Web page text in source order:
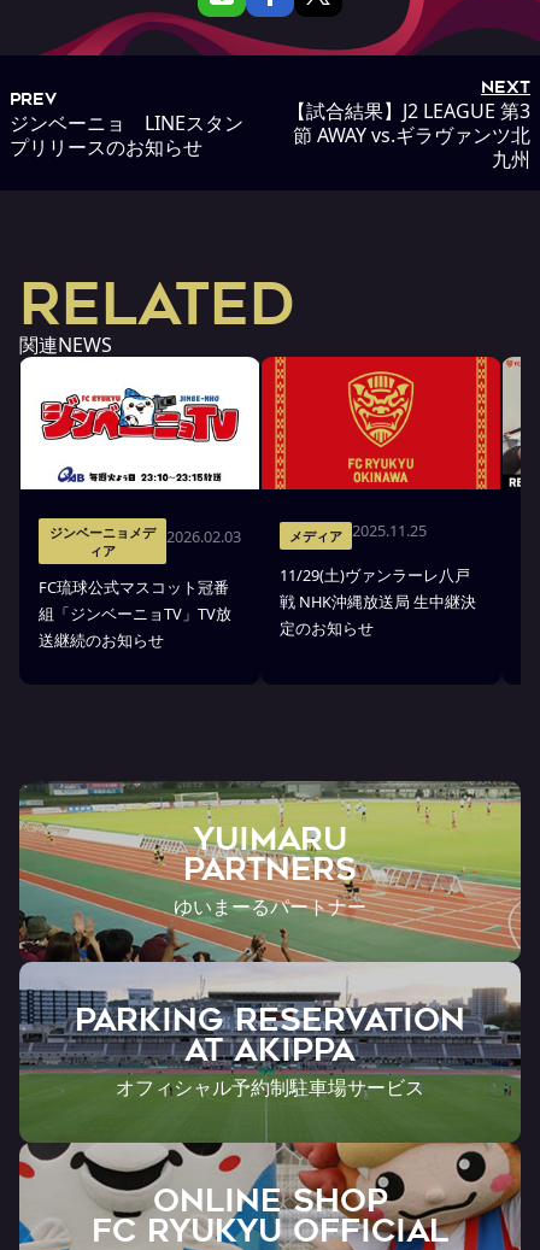
PREV
ジンベーニョ LINEスタン
プリリースのお知らせ
NEXT
【試合結果】J2 LEAGUE 第3
節 AWAY vs.ギラヴァンツ北
九州
RELATED
関連NEWS
ジンベーニョメデ
ィア
2026.02.03
FC琉球公式マスコット冠番
組「ジンベーニョTV」TV放
送継続のお知らせ
メディア 2025.11.25
11/29(土)ヴァンラーレ八戸
戦 NHK沖縄放送局 生中継決
定のお知らせ
YUIMARU
Partners
ゆいまーるパートナー
PARKING RESERVATION
AT Akippa
オフィシャル予約制駐車場サービス
ONLINE SHOP
FC RYUKYU OFFICIAL